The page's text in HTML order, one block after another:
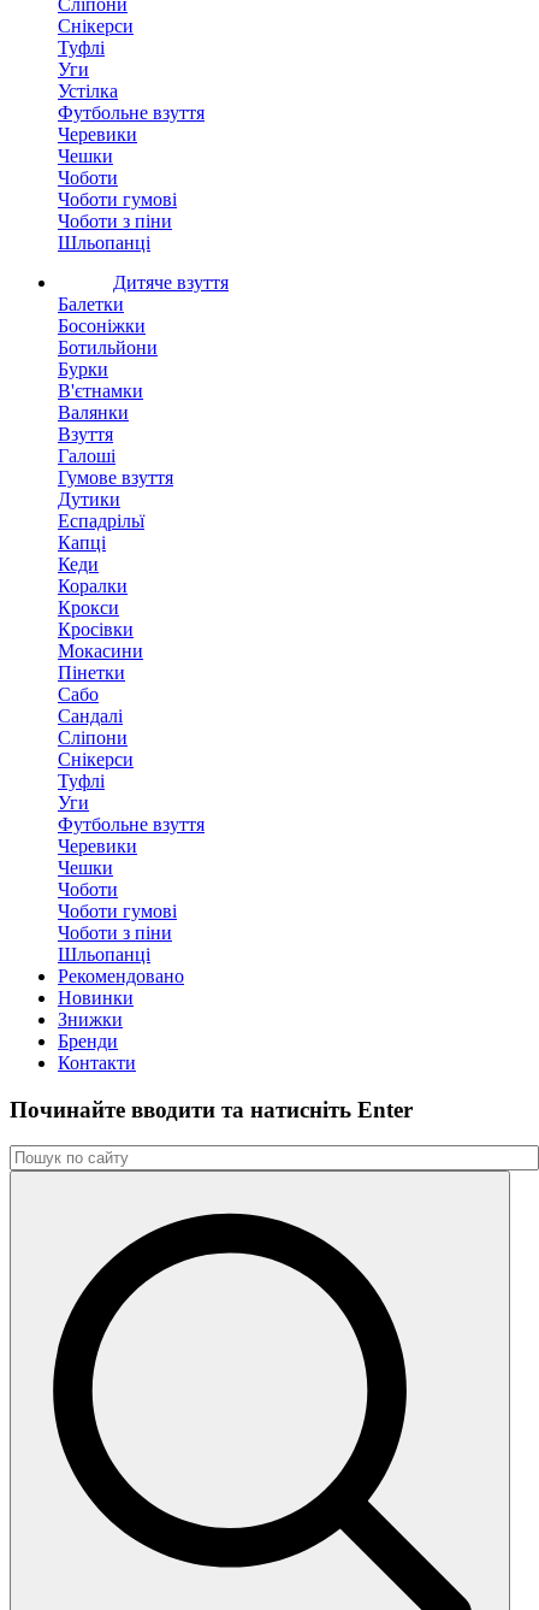
Сліпони
Снікерси
Туфлі
Уги
Устілка
Футбольне взуття
Черевики
Чешки
Чоботи
Чоботи гумові
Чоботи з піни
Шльопанці
Дитяче взуття
Балетки
Босоніжки
Ботильйони
Бурки
В'єтнамки
Валянки
Взуття
Галоші
Гумове взуття
Дутики
Еспадрільї
Капці
Кеди
Коралки
Крокси
Кросівки
Мокасини
Пінетки
Сабо
Сандалі
Сліпони
Снікерси
Туфлі
Уги
Футбольне взуття
Черевики
Чешки
Чоботи
Чоботи гумові
Чоботи з піни
Шльопанці
Рекомендовано
Новинки
Знижки
Бренди
Контакти
Починайте вводити та натиснiть Enter